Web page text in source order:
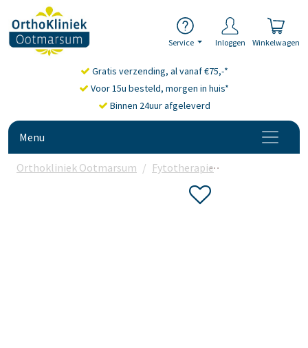
Service Inloggen Winkelwagen
Gratis verzending, al vanaf €75,-*
Voor 15u besteld, morgen in huis*
Binnen 24uur afgeleverd
Menu
Orthokliniek Ootmarsum Fytotherapie